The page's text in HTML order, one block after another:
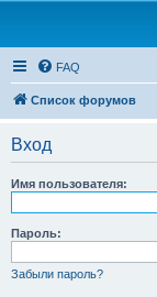
FAQ
Список форумов
Вход
Имя пользователя:
Пароль:
Забыли пароль?